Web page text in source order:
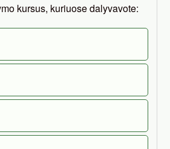
kursus, kuriuose dalyvavote: